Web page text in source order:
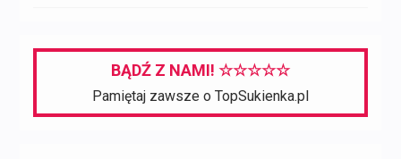
BĄDŹ Z NAMI! ☆☆☆☆☆
Pamiętaj zawsze o TopSukienka.pl